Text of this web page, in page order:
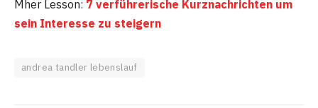
Mher Lesson: 7 verführerische Kurznachrichten um
sein Interesse zu steigern
andrea tandler lebenslauf